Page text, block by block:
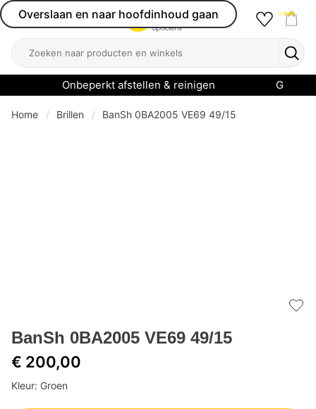
Overslaan en naar hoofdinhoud gaan
Open menu
Zoeken
Onbeperkt afstellen & reinigen
Home Brillen BanSh 0BA2005 VE69 49/15
BanSh 0BA2005 VE69 49/15
€ 200,00
Kleur: Groen